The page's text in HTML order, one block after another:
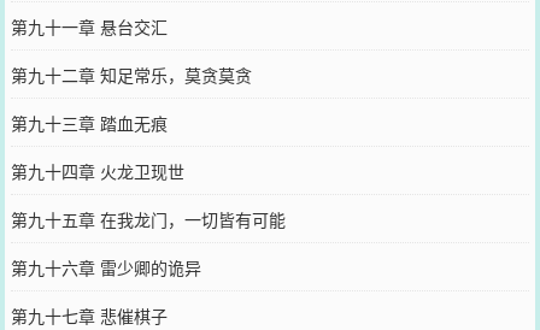
第九十一章 悬台交汇
第九十二章 知足常乐，莫贪莫贪
第九十三章 踏血无痕
第九十四章 火龙卫现世
第九十五章 在我龙门，一切皆有可能
第九十六章 雷少卿的诡异
第九十七章 悲催棋子